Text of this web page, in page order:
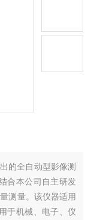
的全自动型影像测
合本公司自主研发
测量。该仪器适用
于机械、电子、仪